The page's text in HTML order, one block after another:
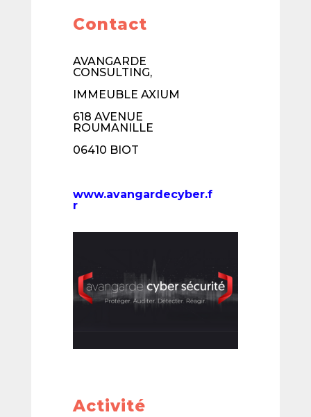
Contact
AVANGARDE
CONSULTING,
IMMEUBLE AXIUM
618 AVENUE
ROUMANILLE
06410 BIOT
www.avangardecyber.f
r
Activité